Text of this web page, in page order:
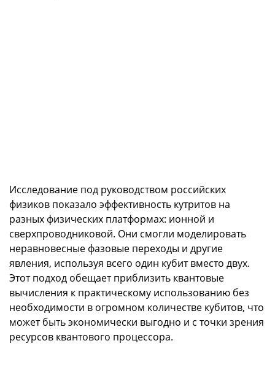
Исследование под руководством российских
физиков показало эффективность кутритов на
разных физических платформах: ионной и
сверхпроводниковой. Они смогли моделировать
неравновесные фазовые переходы и другие
явления, используя всего один кубит вместо двух.
Этот подход обещает приблизить квантовые
вычисления к практическому использованию без
необходимости в огромном количестве кубитов, что
может быть экономически выгодно и с точки зрения
ресурсов квантового процессора.